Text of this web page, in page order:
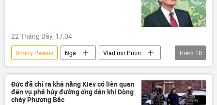
Andy Burnham
22 Tháng Bảy, 17:04
Dmitry Peskov Nga
Vladimir Putin
Ukraina
Kiev
Thế giới
EU
Bộ Ngoại giao Nga
Châu Âu
G20
Quân đội Nga
Thêm 10
Đức đã chỉ ra khả năng Kiev có liên quan
đến vụ phá hủy đường ống dẫn khí Dòng
chảy Phương Bắc